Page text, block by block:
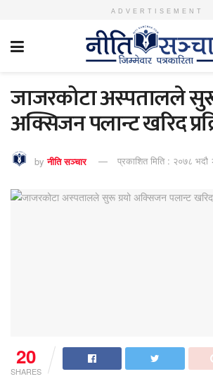
ADVERTISEMENT
जाजरकोटा अस्पतालले
अक्सिजन पलान्ट खरिद
by नीति सञ्चार प्रकाशित मिति : २०७८
20
SHARES